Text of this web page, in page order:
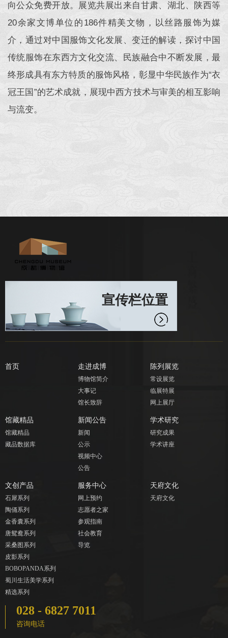
向公众免费开放。展览共展出来自甘肃、湖北、陕西等
20余家文博单位的186件精美文物，以丝路服饰为媒
介，通过对中国服饰文化发展、变迁的解读，探讨中国
传统服饰在东西方文化交流、民族融合中不断发展，最
终形成具有东方特质的服饰风格，彰显中华民族作为“衣
冠王国”的艺术成就，展现中西方技术与审美的相互影响
与流变。
宣传栏位置
首页 走进成博
博物馆简介
大事记
馆长致辞
陈列展览
常设展览
临展特展
网上展厅
馆藏精品
馆藏精品
藏品数据库
新闻公告
新闻
公示
视频中心
公告
学术研究
研究成果
学术讲座
文创产品
石犀系列
陶俑系列
金香囊系列
唐鸳鸯系列
采桑图系列
皮影系列
BOBOPANDA系列
蜀川生活美学系列
精选系列
服务中心
网上预约
志愿者之家
参观指南
社会教育
导览
天府文化
天府文化
028 - 6827 7011
咨询电话